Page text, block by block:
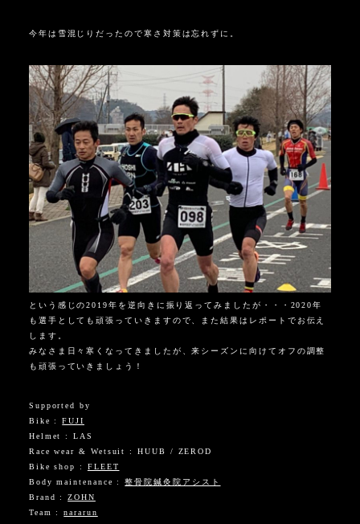
今年は雪混じりだったので寒さ対策は忘れずに。
という感じの2019年を逆向きに振り返ってみましたが・・・2020年
も選手としても頑張っていきますので、また結果はレポートでお伝え
します。
みなさま日々寒くなってきましたが、来シーズンに向けてオフの調整
も頑張っていきましょう！
Supported by
Bike :FUJI
Helmet : LAS
Race wear & Wetsuit : HUUB / ZEROD
Bike shop : FLEET
Body maintenance :整骨院鍼灸院アシスト
Brand :ZOHN
Team :nararun